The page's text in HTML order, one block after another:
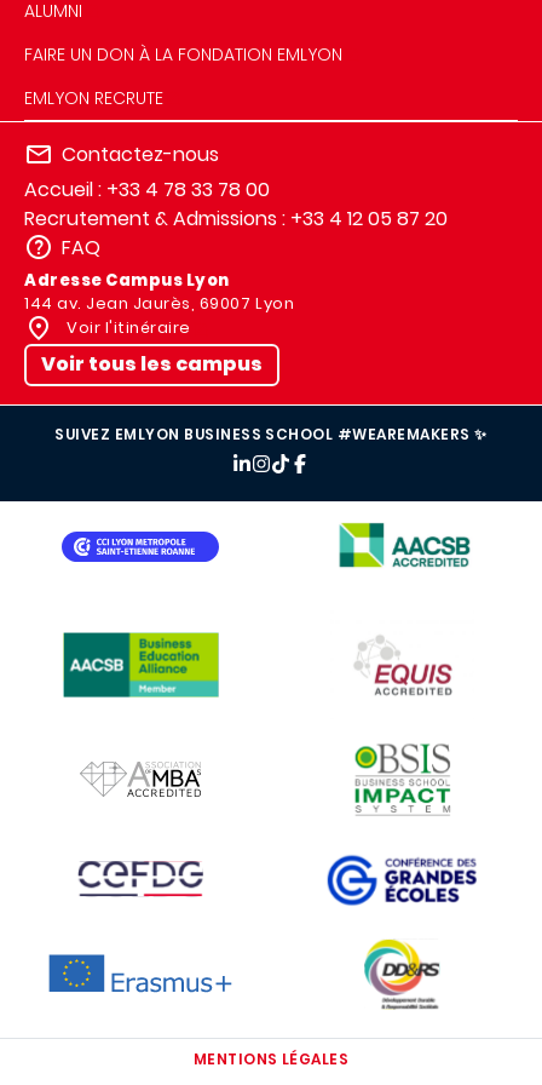
ALUMNI
FAIRE UN DON À LA FONDATION EMLYON
EMLYON RECRUTE
Contactez-nous
Accueil : +33 4 78 33 78 00
Recrutement & Admissions : +33 4 12 05 87 20
FAQ
Adresse Campus Lyon
144 av. Jean Jaurès, 69007 Lyon
Voir l'itinéraire
Voir tous les campus
SUIVEZ EMLYON BUSINESS SCHOOL #WEAREMAKERS ✨
IMAGE
IMAGE
IMAGE
IMAGE
IMAGE IMAGE
MENTIONS LÉGALES